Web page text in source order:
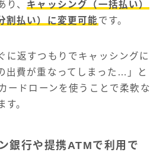
り、 キャッシング（一括払い）
割払い）に変更可能 です。
に返すつもりでキャッシングに
出費が重なってしまった…」と
ードローンを使うことで柔軟な
。
銀行や提携ATMで利用で